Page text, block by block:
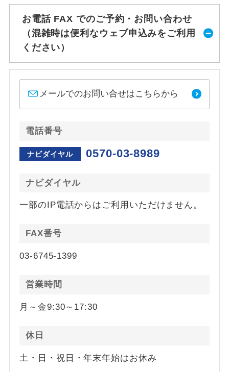
お電話 FAX でのご予約・お問い合わせ
（混雑時は便利なウェブ申込みをご利用
ください）
メールでのお問い合せはこちらから
電話番号
ナビダイヤル 0570-03-8989
ナビダイヤル
一部のIP電話からはご利用いただけません。
FAX番号
03-6745-1399
営業時間
月～金9:30～17:30
休日
土・日・祝日・年末年始はお休み